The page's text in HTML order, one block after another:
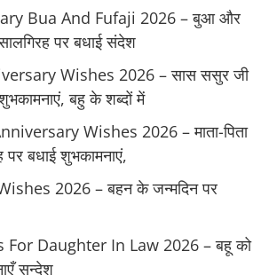
Bua And Fufaji 2026 – बुआ और
पर बधाई संदेश
Wishes 2026 – सास ससुर जी
शुभकामनाएं, बहु के शब्दों में
Wishes 2026 – माता-पिता
पर बधाई शुभकामनाएं,
2026 – बहन के जन्मदिन पर
Daughter In Law 2026 – बहू को
सन्देश